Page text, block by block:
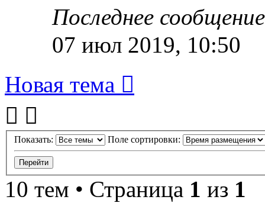
Последнее
07 июл 2019, 10:50
Новая тема
Показать: Поле сортировки:
10 тем • Страница 1 из 1